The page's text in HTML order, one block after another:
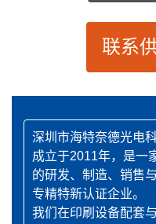
联系
深圳市海特奈德光电
成立于2011年，是一
的研发、制造、销售
专精特新认证企业。
我们在印刷设备配套